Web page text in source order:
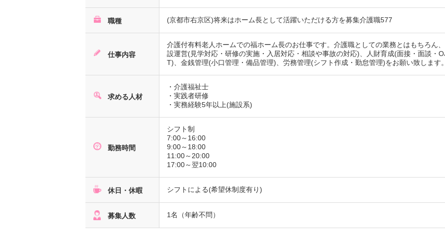
職種 (京都市右京区)将来はホーム長として活躍いただける方を募集介護職577
仕事内容
介護付有料老人ホームでの福ホーム長のお仕事です。介護職としての業務とはもちろん
設運営(見学対応・研修の実施・入居対応・相談や事故の対応)、人財育成(面接・面談・
T)、金銭管理(小口管理・備品管理)、労務管理(シフト作成・勤怠管理)をお願い致します
求める人材
・介護福祉士
・実践者研修
・実務経験5年以上(施設系)
勤務時間
シフト制
7:00～16:00
9:00～18:00
11:00～20:00
17:00～翌10:00
休日・休暇 シフトによる(希望休制度有り)
募集人数 1名（年齢不問）